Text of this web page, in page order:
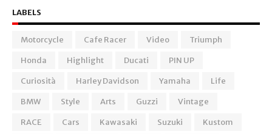
LABELS
Motorcycle Cafe Racer Video
Triumph
Honda
Highlight Ducati
PIN UP
Curiosità
Harley Davidson Yamaha
Life
BMW
Style Arts Guzzi
Vintage
RACE
Cars Kawasaki Suzuki
Kustom